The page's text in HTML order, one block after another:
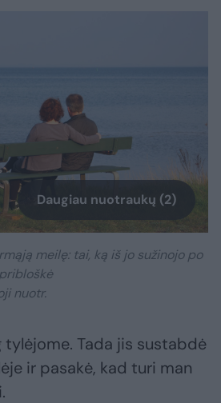
Daugiau nuotraukų (2)
meilę: tai, ką iš jo sužinojo po
nuotr.
tylėjome. Tada jis sustabdė
ir pasakė, kad turi man